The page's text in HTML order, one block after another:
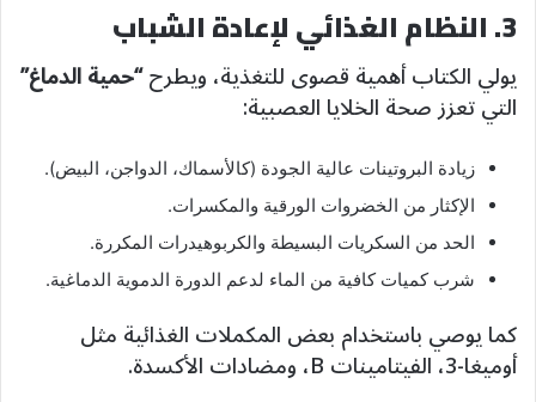
3. النظام الغذائي لإعادة الشباب
يولي الكتاب أهمية قصوى للتغذية، ويطرح“حمية الدماغ”
التي تعزز صحة الخلايا العصبية:
زيادة البروتينات عالية الجودة (كالأسماك، الدواجن، البيض).
الإكثار من الخضروات الورقية والمكسرات.
الحد من السكريات البسيطة والكربوهيدرات المكررة.
شرب كميات كافية من الماء لدعم الدورة الدموية الدماغية.
كما يوصي باستخدام بعض المكملات الغذائية مثل
أوميغا-3، الفيتامينات B، ومضادات الأكسدة.